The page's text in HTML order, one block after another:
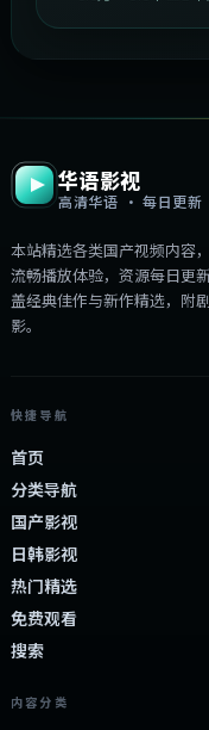
华语影视
高清华语 · 每日更新
本站精选各类国产视频内容
流畅播放体验，资源每日更
盖经典佳作与新作精选，附
影。
快捷导航
首页
分类导航
国产影视
日韩影视
热门精选
免费观看
搜索
内容分类